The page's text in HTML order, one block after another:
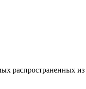
распространенных